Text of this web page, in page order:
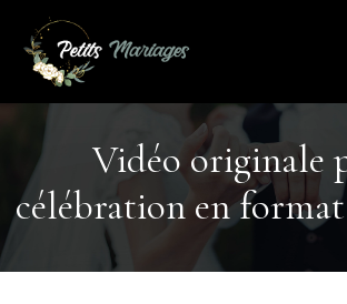
Vidéo originale
célébration en